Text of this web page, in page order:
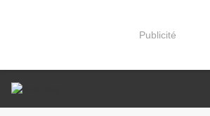
Publicité